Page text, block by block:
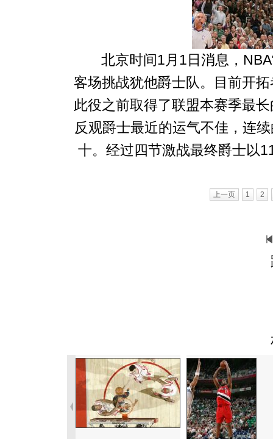
北京时间1月1日消息，NBA
客场挑战犹他爵士队。目前开
此役之前取得了联盟本赛季最
反观爵士最近的运气不佳，连
十。经过四节激战最终爵士以
上一页 1 2